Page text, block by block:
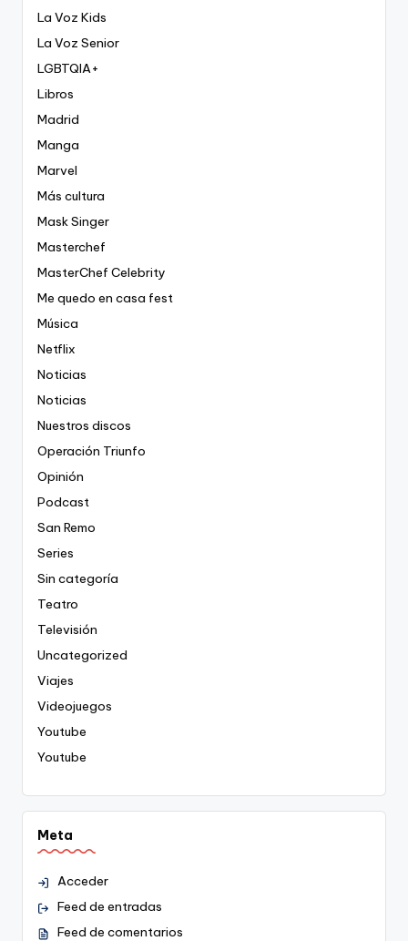
La Voz Kids
La Voz Senior
LGBTQIA+
Libros
Madrid
Manga
Marvel
Más cultura
Mask Singer
Masterchef
MasterChef Celebrity
Me quedo en casa fest
Música
Netflix
Noticias
Noticias
Nuestros discos
Operación Triunfo
Opinión
Podcast
San Remo
Series
Sin categoría
Teatro
Televisión
Uncategorized
Viajes
Videojuegos
Youtube
Youtube
Meta
Acceder
Feed de entradas
Feed de comentarios